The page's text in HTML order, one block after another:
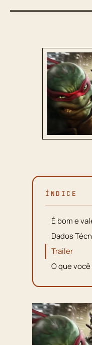
ÍNDICE
É bom e
Dados
Trailer
O que